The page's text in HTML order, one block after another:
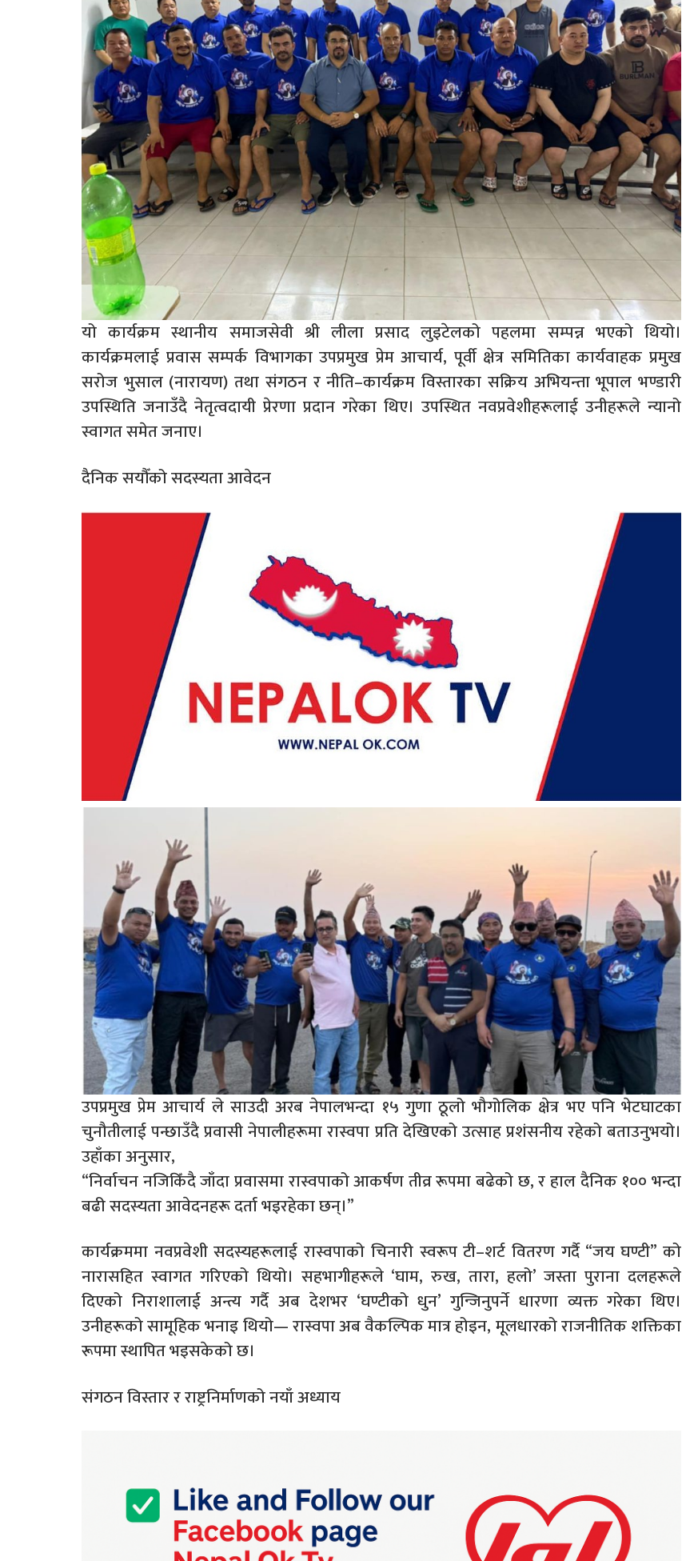
यो कार्यक्रम स्थानीय समाजसेवी श्री लीला प्रसाद लुइटेलको पहलमा सम्पन्न भएको थियो।
कार्यक्रमलाई प्रवास सम्पर्क विभागका उपप्रमुख प्रेम आचार्य, पूर्वी क्षेत्र समितिका कार्यवाहक प्रमुख
सरोज भुसाल (नारायण) तथा संगठन र नीति–कार्यक्रम विस्तारका सक्रिय अभियन्ता भूपाल भण्डारी
उपस्थिति जनाउँदै नेतृत्वदायी प्रेरणा प्रदान गरेका थिए। उपस्थित नवप्रवेशीहरूलाई उनीहरूले न्यानो
स्वागत समेत जनाए।
दैनिक सयौँको सदस्यता आवेदन
उपप्रमुख प्रेम आचार्य ले साउदी अरब नेपालभन्दा १५ गुणा ठूलो भौगोलिक क्षेत्र भए पनि भेटघाटका
चुनौतीलाई पन्छाउँदै प्रवासी नेपालीहरूमा रास्वपा प्रति देखिएको उत्साह प्रशंसनीय रहेको बताउनुभयो।
उहाँका अनुसार,
“निर्वाचन नजिकिँदै जाँदा प्रवासमा रास्वपाको आकर्षण तीव्र रूपमा बढेको छ, र हाल दैनिक १०० भन्दा
बढी सदस्यता आवेदनहरू दर्ता भइरहेका छन्।”
कार्यक्रममा नवप्रवेशी सदस्यहरूलाई रास्वपाको चिनारी स्वरूप टी–शर्ट वितरण गर्दै “जय घण्टी” को
नारासहित स्वागत गरिएको थियो। सहभागीहरूले ‘घाम, रुख, तारा, हलो’ जस्ता पुराना दलहरूले
दिएको निराशालाई अन्त्य गर्दै अब देशभर ‘घण्टीको धुन’ गुन्जिनुपर्ने धारणा व्यक्त गरेका थिए।
उनीहरूको सामूहिक भनाइ थियो— रास्वपा अब वैकल्पिक मात्र होइन, मूलधारको राजनीतिक शक्तिका
रूपमा स्थापित भइसकेको छ।
संगठन विस्तार र राष्ट्रनिर्माणको नयाँ अध्याय